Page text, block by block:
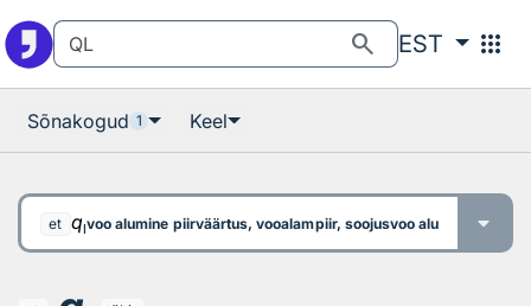
search EST apps
Sõnakogud 1 Keel
et qlvoo alumine piirväärtus, vooalampiir, soojusvoo alumine